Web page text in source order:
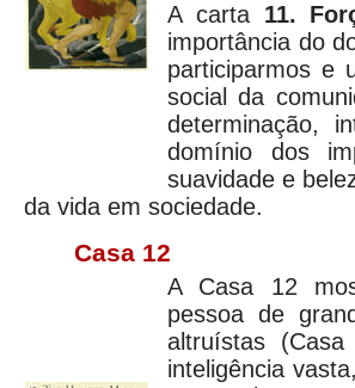
A carta 11.
importância do
participarmos e
social da
determinação,
domínio dos
suavidade e
da vida em sociedade.
Casa 12
A Casa 12
pessoa de
altruístas
inteligência